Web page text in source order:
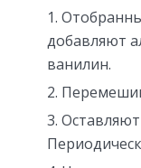
добавляют
ванилин.